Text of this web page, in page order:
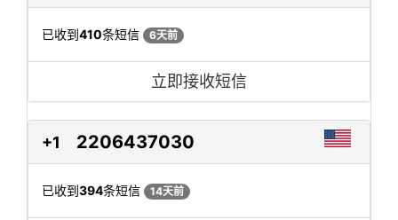
已收到410条短信 6天前
立即接收短信
+1 2206437030
已收到394条短信 14天前